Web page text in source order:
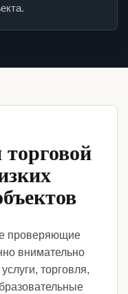
проверяющие
внимательно
торговля,